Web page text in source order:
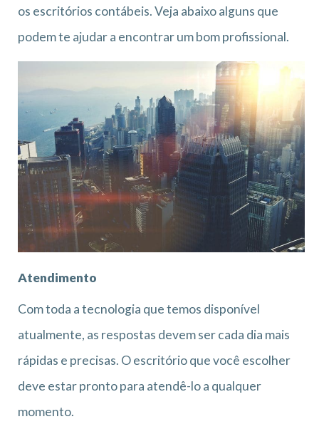
os escritórios contábeis. Veja abaixo alguns que
podem te ajudar a encontrar um bom profissional.
Atendimento
Com toda a tecnologia que temos disponível
atualmente, as respostas devem ser cada dia mais
rápidas e precisas. O escritório que você escolher
deve estar pronto para atendê-lo a qualquer
momento.